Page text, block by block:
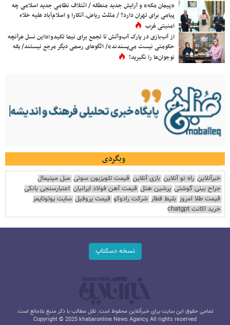
«پیمان مکه» و آرایش جدید منطقه / ائتلاف نظامی جدید اسلامی چه
پیامی برای تهران دارد؟ / مثلث ریاض، آنکارا و اسلام‌آباد علیه خلاء
امنیتی غرب
از آب‌بازی در پارک آب‌وآتش تا تجمع برای نیما تکیدو؛«این نسل هرآنچه
حکومتی نیست می‌پسندند»/ الگوهای رسمی دیگر مرجع نیستند/ یقه
نوجوان‌ها را نگیرید!
وبگردی
خبرآنلاین راه نو آنلاین بازی آنلاین قیمت تلویزیون سونی مبل مینیمال
جراح بینی گوشتی پرشین هتل قیمت آهن فولاد ایرانیان اعتبارسنجی بانکی
قیمت طلا امروز بلیط قطار شرکت رادوکو قیمت پروفیل سایت یوتوتایمز
خرید اکانت chatgpt
نسخه دسکتاپ
تمامی حقوق این سایت برای خبرآنلاین محفوظ است. نقل مطالب با ذکر منبع بلامانع است.
Copyright © 2025 khabaronline News Agancy, All rights reserved